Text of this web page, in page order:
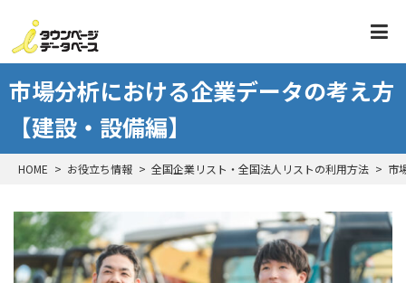
HOME お役立ち情報 全国企業リスト・全国法人リストの利用方法 市
市場分析における企業データの考え方
【建設・設備編】